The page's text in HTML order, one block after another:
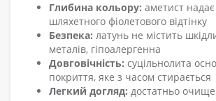
Глибина кольору: аметист
шляхетного фіолетового відтінку
Безпека: латунь не містить
металів, гіпоалергенна
Довговічність: суцільнолита
покриття, яке з часом стирається
Легкий догляд: достатньо